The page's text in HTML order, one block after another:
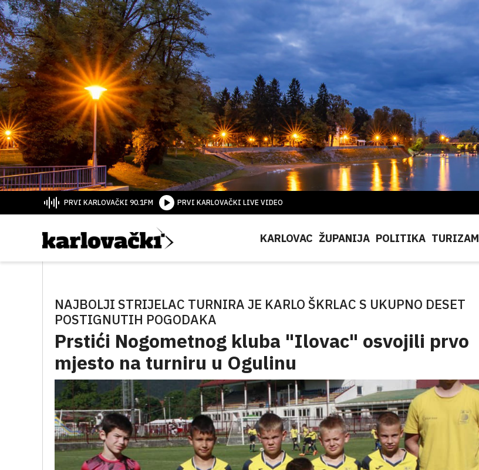
PRVI KARLOVAČKI 90.1FM PRVI KARLOVAČKI LIVE VIDEO
KARLOVAC ŽUPANIJA POLITIKA TURIZAM
NAJBOLJI STRIJELAC TURNIRA JE KARLO ŠKRLAC S UKUPNO DESET
POSTIGNUTIH POGODAKA
Prstići Nogometnog kluba "Ilovac" osvojili prvo
mjesto na turniru u Ogulinu